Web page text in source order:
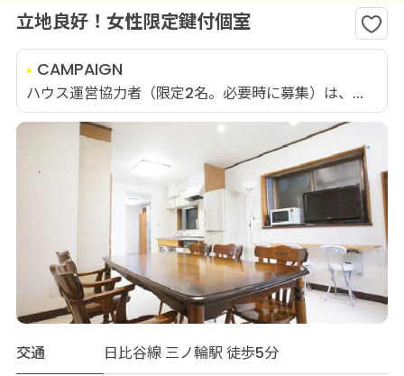
立地良好！女性限定鍵付個室
CAMPAIGN
ハウス運営協力者（限定2名。必要時に募集）は、...
交通
日比谷線 三ノ輪駅 徒歩5分